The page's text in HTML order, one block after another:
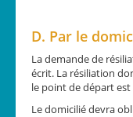
D. Par le
La demande de
écrit. La résiliation
le point de départ
Le domicilié devra